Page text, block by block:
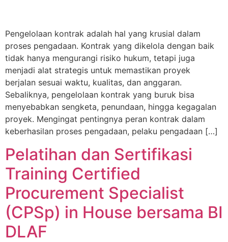
Pengelolaan kontrak adalah hal yang krusial dalam
proses pengadaan. Kontrak yang dikelola dengan baik
tidak hanya mengurangi risiko hukum, tetapi juga
menjadi alat strategis untuk memastikan proyek
berjalan sesuai waktu, kualitas, dan anggaran.
Sebaliknya, pengelolaan kontrak yang buruk bisa
menyebabkan sengketa, penundaan, hingga kegagalan
proyek. Mengingat pentingnya peran kontrak dalam
keberhasilan proses pengadaan, pelaku pengadaan […]
Pelatihan dan Sertifikasi
Training Certified
Procurement Specialist
(CPSp) in House bersama BI
DLAF